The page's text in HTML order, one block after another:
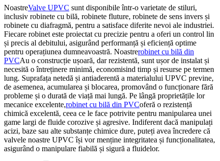
NoastreValve UPVC sunt disponibile într-o varietate de stiluri,
inclusiv robinete cu bilă, robinete fluture, robinete de sens invers și
robinete cu diafragmă, pentru a satisface diferite nevoi ale industriei.
Fiecare robinet este proiectat cu precizie pentru a oferi un control lin
și precis al debitului, asigurând performanță și eficiență optime
pentru operațiunea dumneavoastră. Noastrerobinet cu bilă din
PVCAu o construcție ușoară, dar rezistentă, sunt ușor de instalat și
necesită o întreținere minimă, economisind timp și resurse pe termen
lung. Suprafața netedă și antiaderentă a materialului UPVC previne,
de asemenea, acumularea și blocarea, promovând o funcționare fără
probleme și o durată de viață mai lungă. Pe lângă proprietățile lor
mecanice excelente,robinet cu bilă din PVCoferă o rezistență
chimică excelentă, ceea ce le face potrivite pentru manipularea unei
game largi de fluide corozive și agresive. Indiferent dacă manipulați
acizi, baze sau alte substanțe chimice dure, puteți avea încredere că
valvele noastre UPVC își vor menține integritatea și funcționalitatea,
asigurând o manipulare fiabilă și sigură a fluidelor.